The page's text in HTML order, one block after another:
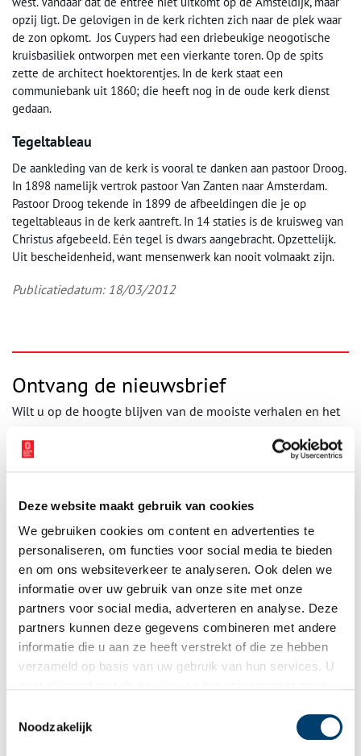
Deze website maakt gebruik van cookies
We gebruiken cookies om content en advertenties te
personaliseren, om functies voor social media te bieden
en om ons websiteverkeer te analyseren. Ook delen we
informatie over uw gebruik van onze site met onze
partners voor social media, adverteren en analyse. Deze
partners kunnen deze gegevens combineren met andere
informatie die u aan ze heeft verstrekt of die ze hebben
verzameld op basis van uw gebruik van hun services. U
Noodzakelijk
opzij ligt. De gelovigen in de kerk richten zich naar de plek waar
de zon opkomt. Jos Cuypers had een driebeukige neogotische
kruisbasiliek ontworpen met een vierkante toren. Op de spits
zette de architect hoektorentjes. In de kerk staat een
communiebank uit 1860; die heeft nog in de oude kerk dienst
gedaan.
Tegeltableau
De aankleding van de kerk is vooral te danken aan pastoor Droog.
In 1898 namelijk vertrok pastoor Van Zanten naar Amsterdam.
Pastoor Droog tekende in 1899 de afbeeldingen die je op
tegeltableaus in de kerk aantreft. In 14 staties is de kruisweg van
Christus afgebeeld. Eén tegel is dwars aangebracht. Opzettelijk.
Uit bescheidenheid, want mensenwerk kan nooit volmaakt zijn.
Publicatiedatum: 18/03/2012
Ontvang de nieuwsbrief
Wilt u op de hoogte blijven van de mooiste verhalen en het
wekelijkse nieuwsbrief!
Bij inschrijving gaat u akkoord met ons privacybeleid.
Aanvullingen
Vul deze informatie aan of geef een reactie.
Vereiste velden zijn gemarkeerd met *. Het e-mailadres wordt niet
gepubliceerd.